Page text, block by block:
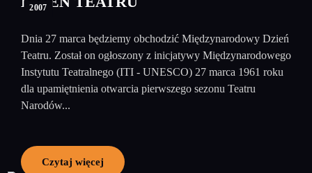
2007
Dnia 27 marca będziemy obchodzić Międzynarodowy Dzień
Teatru. Został on ogłoszony z inicjatywy Międzynarodowego
Instytutu Teatralnego (ITI - UNESCO) 27 marca 1961 roku
dla upamiętnienia otwarcia pierwszego sezonu Teatru
Narodów...
Czytaj więcej